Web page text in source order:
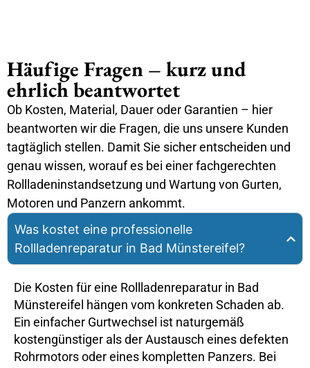
Häufige Fragen – kurz und
ehrlich beantwortet
Ob Kosten, Material, Dauer oder Garantien – hier
beantworten wir die Fragen, die uns unsere Kunden
tagtäglich stellen. Damit Sie sicher entscheiden und
genau wissen, worauf es bei einer fachgerechten
Rollladeninstandsetzung und Wartung von Gurten,
Motoren und Panzern ankommt.
Was kostet eine professionelle
Rollladenreparatur in Bad Münstereifel?
Die Kosten für eine Rollladenreparatur in Bad
Münstereifel hängen vom konkreten Schaden ab.
Ein einfacher Gurtwechsel ist naturgemäß
kostengünstiger als der Austausch eines defekten
Rohrmotors oder eines kompletten Panzers. Bei